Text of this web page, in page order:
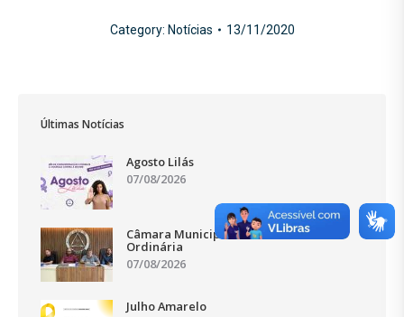
Category: Notícias 13/11/2020
Últimas Notícias
Agosto Lilás
07/08/2026
Câmara Municipal Realiza 33ª Reunião
Ordinária
07/08/2026
Julho Amarelo